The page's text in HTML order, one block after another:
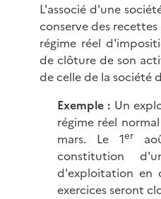
L'associé d'une
conserve des
régime réel
de clôture de son
de celle de la société
Exemple : Un
régime réel
mars. Le 1er
constitution
d'exploitation en
exercices seront